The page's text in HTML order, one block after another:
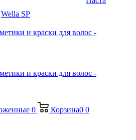
Wella SP
0 Корзина0 0